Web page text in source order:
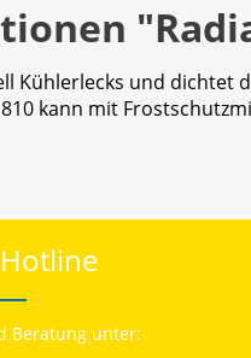
Kühlerlecks und dichtet
kann mit
Beratung unter: